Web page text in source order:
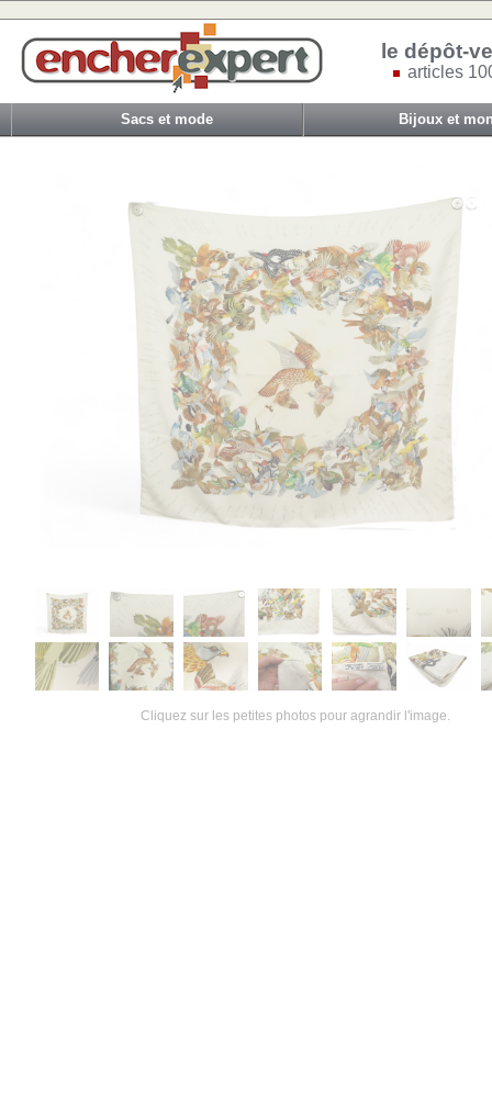
le dépôt-
articles
Sacs et mode Bijoux et
Cliquez sur les petites photos pour agrandir l'image.